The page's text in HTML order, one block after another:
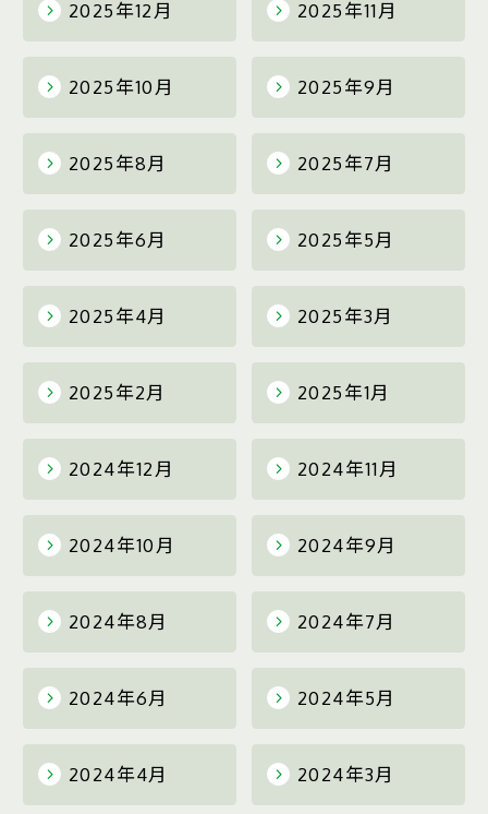
2025年12月 2025年11月
2025年10月 2025年9月
2025年8月 2025年7月
2025年6月 2025年5月
2025年4月 2025年3月
2025年2月 2025年1月
2024年12月 2024年11月
2024年10月 2024年9月
2024年8月 2024年7月
2024年6月 2024年5月
2024年4月 2024年3月